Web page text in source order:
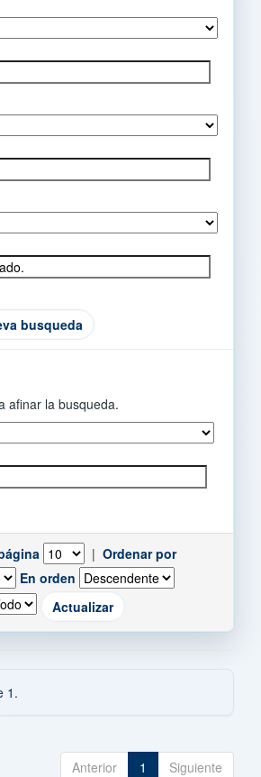
busqueda
afinar la busqueda.
| Ordenar por
En orden
1.
Anterior 1 Siguiente